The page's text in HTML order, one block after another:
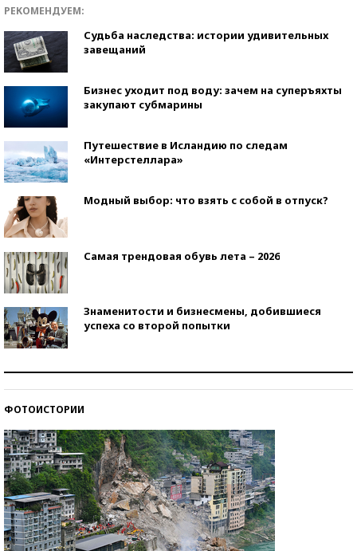
РЕКОМЕНДУЕМ:
Судьба наследства: истории удивительных
завещаний
Бизнес уходит под воду: зачем на суперъяхты
закупают субмарины
Путешествие в Исландию по следам
«Интерстеллара»
Модный выбор: что взять с собой в отпуск?
Самая трендовая обувь лета – 2026
Знаменитости и бизнесмены, добившиеся
успеха со второй попытки
ФОТОИСТОРИИ